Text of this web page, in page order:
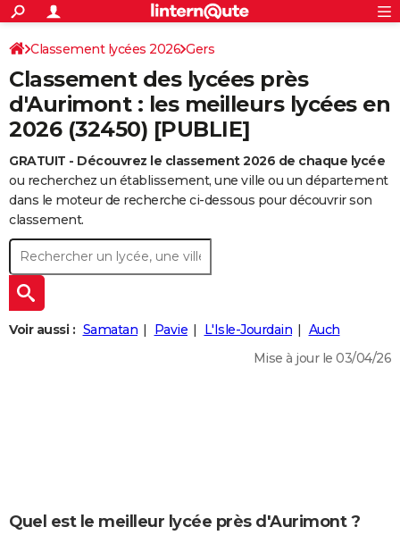
ACTUALITÉS
Politique
Société
Faits Divers
Education
Monde
Villes
+
SPORT
Coupe du monde 2026
Football
Tennis
Cyclisme
Rugby
Forum
CULTURE
Programme TV
TNT
Streaming
Cinéma
Sorties cinéma
Musique
+
FINANCE
Retraite
Impôts
Epargne
Immobilier
Risques naturels par ville
Banque
Assurance
Crédit
AUTO
Essais
Réserver un essai
Citadines
Berlines
SUV
Forum auto
+
HIGH-TECH
BRICOLAGE
Forum
Aménagement intérieur
Extérieur
Cuisine
Salle de bains
Jardinage
Rangement
+WEEK-END
Guides de France
Escapades
Patrimoine
Expositions
Musées
Week-end nature
+
LIFESTYLE
CARTE DE VOEUX
S'inscrire
Connexion
Classement lycées 2026 Gers
Classement des lycées près
d'Aurimont : les meilleurs lycées en
2026 (32450) [PUBLIE]
GRATUIT - Découvrez le classement 2026 de chaque lycée
ou recherchez un établissement, une ville ou un département
dans le moteur de recherche ci-dessous pour découvrir son
classement.
Voir aussi : Samatan Pavie L'Isle-Jourdain
Auch
Mise à jour le 03/04/26
Quel est le meilleur lycée près d'Aurimont ?